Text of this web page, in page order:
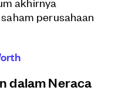
perusahaan
dalam Neraca